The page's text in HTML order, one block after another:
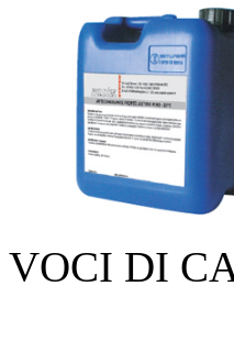
VOCI DI